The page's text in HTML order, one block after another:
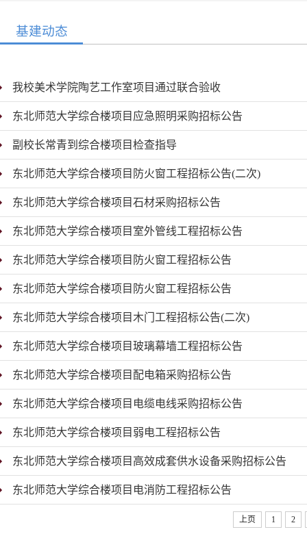
基建动态
我校美术学院陶艺工作室项目通过联合验收
东北师范大学综合楼项目应急照明采购招标公告
副校长常青到综合楼项目检查指导
东北师范大学综合楼项目防火窗工程招标公告(二次)
东北师范大学综合楼项目石材采购招标公告
东北师范大学综合楼项目室外管线工程招标公告
东北师范大学综合楼项目防火窗工程招标公告
东北师范大学综合楼项目防火窗工程招标公告
东北师范大学综合楼项目木门工程招标公告(二次)
东北师范大学综合楼项目玻璃幕墙工程招标公告
东北师范大学综合楼项目配电箱采购招标公告
东北师范大学综合楼项目电缆电线采购招标公告
东北师范大学综合楼项目弱电工程招标公告
东北师范大学综合楼项目高效成套供水设备采购招标公告​
东北师范大学综合楼项目电消防工程招标公告
上页 1 2